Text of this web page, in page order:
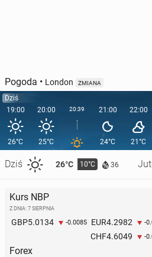
Pogoda • London ZMIANA
Dziś
19:00
26°C
Dziś 26°C 10°C 36
20:00
25°C
20:39 21:00
24°C
22:00
21°C
Kurs NBP
Z DNIA: 7 SIERPNIA
GBP5.0134 -0.0085 EUR4.2982 -
CHF4.6049 -
Forex